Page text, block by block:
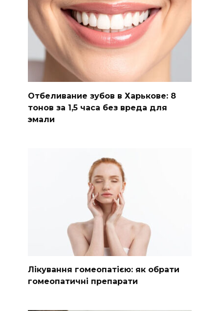
Отбеливание зубов в Харькове: 8
тонов за 1,5 часа без вреда для
эмали
Лікування гомеопатією: як обрати
гомеопатичні препарати